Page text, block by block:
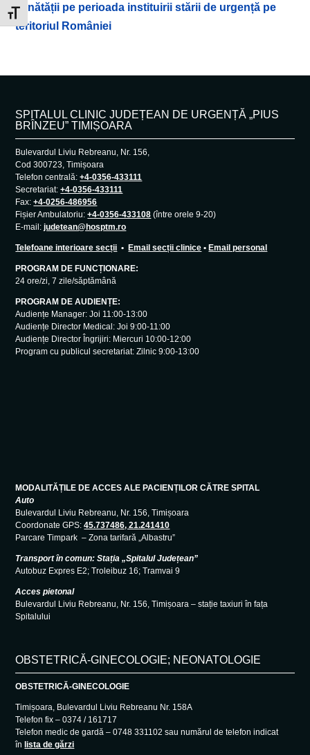
Toggle Font size
sănătății pe perioada instituirii stării de urgență pe
teritoriul României
SPITALUL CLINIC JUDEȚEAN DE URGENȚĂ „PIUS
BRÎNZEU” TIMIȘOARA
Bulevardul Liviu Rebreanu, Nr. 156,
Cod 300723, Timișoara
Telefon centrală:+4-0356-433111
Secretariat:+4-0356-433111
Fax:+4-0256-486956
Fișier Ambulatoriu:+4-0356-433108 (între orele 9-20)
E-mail:judetean@hosptm.ro
Telefoane interioare secții •Email secții clinice •Email personal
PROGRAM DE FUNCȚIONARE:
24 ore/zi, 7 zile/săptămână
PROGRAM DE AUDIENȚE:
Audiențe Manager: Joi 11:00-13:00
Audiențe Director Medical: Joi 9:00-11:00
Audiențe Director Îngrijiri: Miercuri 10:00-12:00
Program cu publicul secretariat: Zilnic 9:00-13:00
MODALITĂȚILE DE ACCES ALE PACIENȚILOR CĂTRE SPITAL
Auto
Bulevardul Liviu Rebreanu, Nr. 156, Timișoara
Coordonate GPS:45.737486, 21.241410
Parcare Timpark – Zona tarifară „Albastru”
Transport în comun: Stația „Spitalul Județean”
Autobuz Expres E2; Troleibuz 16; Tramvai 9
Acces pietonal
Bulevardul Liviu Rebreanu, Nr. 156, Timișoara – stație taxiuri în fața
Spitalului
OBSTETRICĂ-GINECOLOGIE; NEONATOLOGIE
OBSTETRICĂ-GINECOLOGIE
Timișoara, Bulevardul Liviu Rebreanu Nr. 158A
Telefon fix – 0374 / 161717
Telefon medic de gardă – 0748 331102 sau numărul de telefon indicat
în lista de gărzi